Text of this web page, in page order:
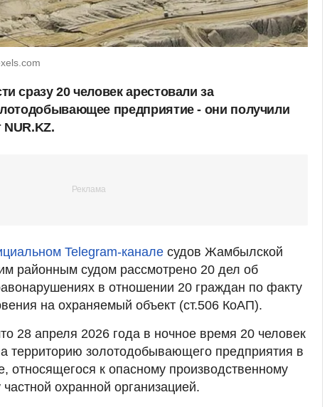
сразу 20 человек арестовали за
предприятие - они получили
NUR.KZ.
Telegram-канале судов Жамбылской
районным судом рассмотрено 20 дел об
в отношении 20 граждан по факту
на охраняемый объект (ст.506 КоАП).
28 апреля 2026 года в ночное время 20 человек
территорию золотодобывающего предприятия в
относящегося к опасному производственному
охранной организацией.